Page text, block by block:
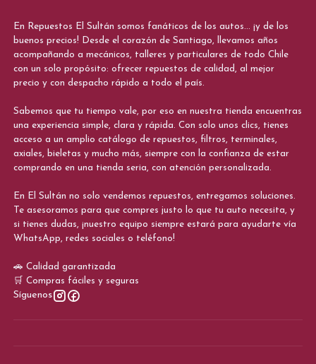
En Repuestos El Sultán somos fanáticos de los autos... ¡y de los
buenos precios! Desde el corazón de Santiago, llevamos años
acompañando a mecánicos, talleres y particulares de todo Chile
con un solo propósito: ofrecer repuestos de calidad, al mejor
precio y con despacho rápido a todo el país.
Sabemos que tu tiempo vale, por eso en nuestra tienda encuentras
una experiencia simple, clara y rápida. Con solo unos clics, tienes
acceso a un amplio catálogo de repuestos, filtros, terminales,
axiales, bieletas y mucho más, siempre con la confianza de estar
comprando en una tienda seria, con atención personalizada.
En El Sultán no solo vendemos repuestos, entregamos soluciones.
Te asesoramos para que compres justo lo que tu auto necesita, y
si tienes dudas, ¡nuestro equipo siempre estará para ayudarte vía
WhatsApp, redes sociales o teléfono!
🚗 Calidad garantizada
🛒 Compras fáciles y seguras
Síguenos